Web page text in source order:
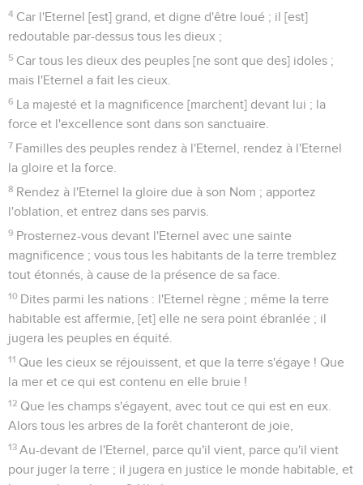
4 Car l'Eternel [est] grand, et digne d'être loué ; il [est]
redoutable par-dessus tous les dieux ;
5 Car tous les dieux des peuples [ne sont que des] idoles ;
mais l'Eternel a fait les cieux.
6 La majesté et la magnificence [marchent] devant lui ; la
force et l'excellence sont dans son sanctuaire.
7 Familles des peuples rendez à l'Eternel, rendez à l'Eternel
la gloire et la force.
8 Rendez à l'Eternel la gloire due à son Nom ; apportez
l'oblation, et entrez dans ses parvis.
9 Prosternez-vous devant l'Eternel avec une sainte
magnificence ; vous tous les habitants de la terre tremblez
tout étonnés, à cause de la présence de sa face.
10 Dites parmi les nations : l'Eternel règne ; même la terre
habitable est affermie, [et] elle ne sera point ébranlée ; il
jugera les peuples en équité.
11 Que les cieux se réjouissent, et que la terre s'égaye ! Que
la mer et ce qui est contenu en elle bruie !
12 Que les champs s'égayent, avec tout ce qui est en eux.
Alors tous les arbres de la forêt chanteront de joie,
13 Au-devant de l'Eternel, parce qu'il vient, parce qu'il vient
pour juger la terre ; il jugera en justice le monde habitable, et